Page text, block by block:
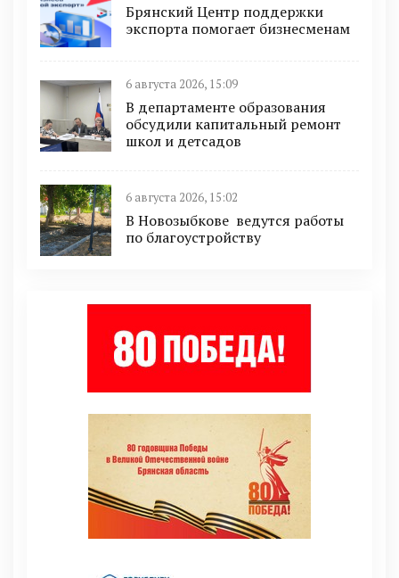
Брянский Центр поддержки
экспорта помогает бизнесменам
6 августа 2026, 15:09
В департаменте образования
обсудили капитальный ремонт
школ и детсадов
6 августа 2026, 15:02
В Новозыбкове ведутся работы
по благоустройству